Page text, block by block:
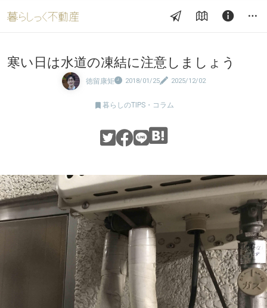
寒い日は水道の凍結に注意しましょう
徳留康矩 2018/01/25 2025/12/02
 暮らしのTIPS・コラム